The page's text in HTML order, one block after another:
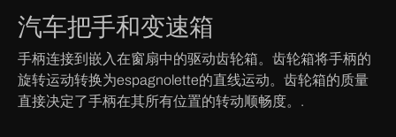
汽车把手和变速箱
手柄连接到嵌入在窗扇中的驱动齿轮箱。齿轮箱将手柄的
旋转运动转换为espagnolette的直线运动。齿轮箱的质量
直接决定了手柄在其所有位置的转动顺畅度。.